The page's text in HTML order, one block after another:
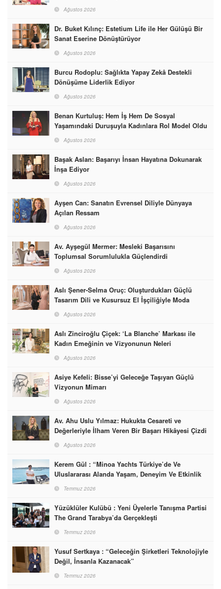
Ağustos 2026
Dr. Buket Kılınç: Estetium Life ile Her Gülüşü Bir
Sanat Eserine Dönüştürüyor
Ağustos 2026
Burcu Rodoplu: Sağlıkta Yapay Zekâ Destekli
Dönüşüme Liderlik Ediyor
Ağustos 2026
Benan Kurtuluş: Hem İş Hem De Sosyal
Yaşamındaki Duruşuyla Kadınlara Rol Model Oldu
Ağustos 2026
Başak Aslan: Başarıyı İnsan Hayatına Dokunarak
İnşa Ediyor
Ağustos 2026
Ayşen Can: Sanatın Evrensel Diliyle Dünyaya
Açılan Ressam
Ağustos 2026
Av. Ayşegül Mermer: Mesleki Başarısını
Toplumsal Sorumlulukla Güçlendirdi
Ağustos 2026
Aslı Şener-Selma Oruç: Oluşturdukları Güçlü
Tasarım Dili ve Kusursuz El İşçiliğiyle Moda
Dünyasına İmzalarını Attılar
Ağustos 2026
Aslı Zinciroğlu Çiçek: ‘La Blanche’ Markası ile
Kadın Emeğinin ve Vizyonunun Neleri
Başarabileceğinin En Güzel Örneğini Sunuyor
Ağustos 2026
Asiye Kefeli: Bisse’yi Geleceğe Taşıyan Güçlü
Vizyonun Mimarı
Ağustos 2026
Av. Ahu Uslu Yılmaz: Hukukta Cesareti ve
Değerleriyle İlham Veren Bir Başarı Hikâyesi Çizdi
Ağustos 2026
Kerem Gül : “Minoa Yachts Türkiye’de Ve
Uluslararası Alanda Yaşam, Deneyim Ve Etkinlik
Markası Olacak”
Temmuz 2026
Yüzüklüler Kulübü : Yeni Üyelerle Tanışma Partisi
The Grand Tarabya’da Gerçekleşti
Temmuz 2026
Yusuf Sertkaya : “Geleceğin Şirketleri Teknolojiyle
Değil, İnsanla Kazanacak”
Temmuz 2026